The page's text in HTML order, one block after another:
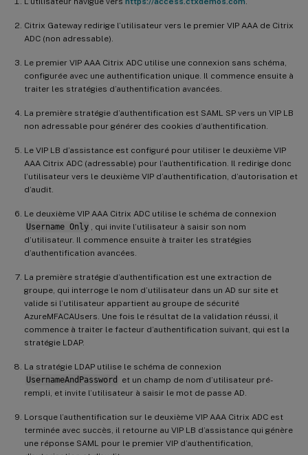
Citrix Gateway redirige l’utilisateur vers le premier VIP AAA de Citrix
ADC (non adressable).
Le premier VIP AAA Citrix ADC utilise une connexion sans schéma,
configurée avec une authentification unique. Il commence ensuite à
traiter les stratégies d’authentification avancées.
La première stratégie d’authentification est SAML SP vers un VIP LB
non adressable pour générer des cookies d’authentification.
Le VIP LB d’assistance est configuré pour utiliser le deuxième VIP
AAA Citrix ADC (adressable) pour l’authentification. Il redirige donc
l’utilisateur vers le deuxième VIP d’authentification, d’autorisation et
d’audit.
Le deuxième VIP AAA Citrix ADC utilise le schéma de connexion
Username Only
, qui invite l’utilisateur à saisir son nom
d’utilisateur. Il commence ensuite à traiter les stratégies
d’authentification avancées.
La première stratégie d’authentification est une extraction de
groupe, qui interroge le nom d’utilisateur dans un AD sur site et
valide si l’utilisateur appartient au groupe de sécurité
AzureMFACAUsers. Une fois le résultat de la validation réussi, il
commence à traiter le facteur d’authentification suivant, qui est la
stratégie LDAP.
La stratégie LDAP utilise le schéma de connexion
UsernameAndPassword
et un champ de nom d’utilisateur pré-
rempli, et invite l’utilisateur à saisir le mot de passe AD.
Lorsque l’authentification sur le deuxième VIP AAA Citrix ADC est
terminée avec succès, il retourne au VIP LB d’assistance qui génère
une réponse SAML pour le premier VIP d’authentification,